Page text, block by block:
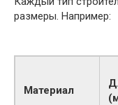
размеры. Например:
Материал